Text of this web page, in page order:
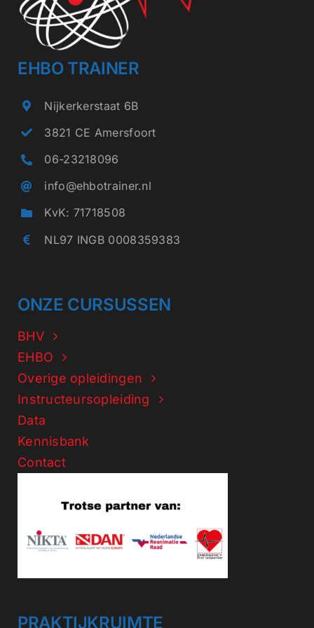
gekozen
worden
op
productpagina
EHBO TRAINER
Nijkerkerstaat 6B
3821 CE Amersfoort
06-23218096
info@ehbotrainer.nl
KvK: 71718508
NL97 INGB 0008359383
ONZE CURSUSSEN
BHV
EHBO
Overige opleidingen
Instructeursopleiding
Data
Kennisbank
Contact
PRAKTIJKRUIMTE